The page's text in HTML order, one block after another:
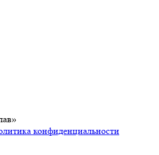
конфиденциальности